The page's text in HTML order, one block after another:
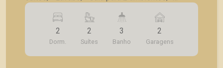
Varanda gourmet com churrasqueira; - Cozinha; -
Lavanderia; - 2 vagas de garagem. A Piramid tem
como objetivo atender seus clientes com
agilidade e segurança, em locação, vendas de
imóveis prontos, usados ou mesmo nos
2
Dorm.
2
Suítes
3
Banho
2
Garagens